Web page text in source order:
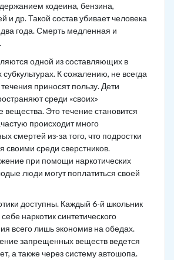
кодеина, бензина,
и др. Такой состав убивает человека
года. Смерть медленная и
одной из составляющих в
К сожалению, не всегда
приносят пользу. Дети
среди «своих»
Это течение становится
происходит много
смертей из-за того, что подростки
своими среди сверстников.
при помощи наркотических
люди могут поплатиться своей
доступны. Каждый 6-й школьник
наркотик синтетического
всего лишь экономив на обедах.
запрещенных веществ ведется
а также через систему автошопа.